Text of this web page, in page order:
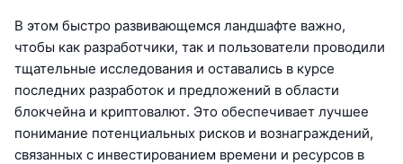
В этом быстро развивающемся ландшафте важно,
чтобы как разработчики, так и пользователи проводили
тщательные исследования и оставались в курсе
последних разработок и предложений в области
блокчейна и криптовалют. Это обеспечивает лучшее
понимание потенциальных рисков и вознаграждений,
связанных с инвестированием времени и ресурсов в